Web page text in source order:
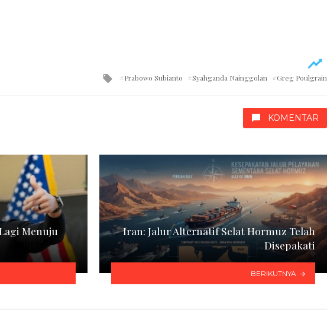
Tagged
Prabowo Subianto Syahganda Nainggolan Greg Poulgrain
KOMENTAR
Menuju
Iran: Jalur Alternatif Selat Hormuz Telah
Disepakati
BERIKUTNYA